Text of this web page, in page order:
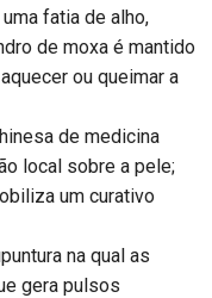
fatia de alho,
de moxa é mantido
ou queimar a
de medicina
local sobre a pele;
um curativo
na qual as
gera pulsos